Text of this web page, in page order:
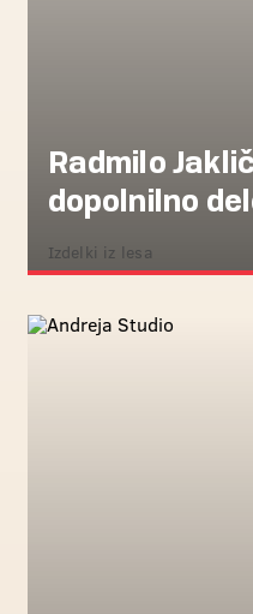
Radmilo
dopolnilno
Izdelki iz lesa